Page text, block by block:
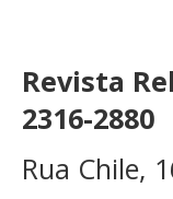
Revista
2316-2880
Rua Chile,